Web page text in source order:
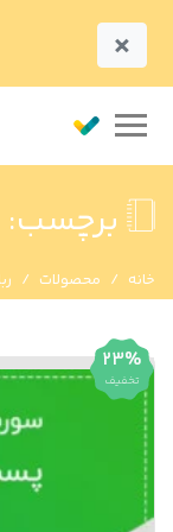
×
برچسب:
خانه محصولات
23%
تخفیف